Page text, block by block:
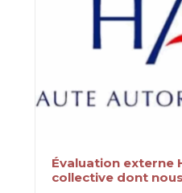
Évaluation externe
collective dont